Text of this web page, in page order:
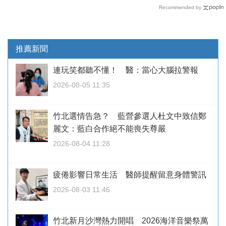
Recommended by
推薦新聞
連玩笑都聽不懂！ 醫：當心大腦拉警報
2026-08-05 11:35
竹北選情告急？ 藍營參選人杜文中致信鄭
麗文：藍白合作絕不能喪失尊嚴
2026-08-04 11:28
疲倦影響日常生活 醫師提醒留意身體警訊
2026-08-03 11:46
竹北新月沙灣熱力開唱 2026海洋音樂祭萬